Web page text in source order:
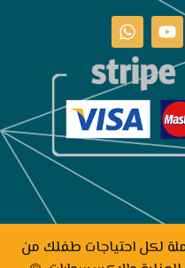
لكل احتياجات طفلك من